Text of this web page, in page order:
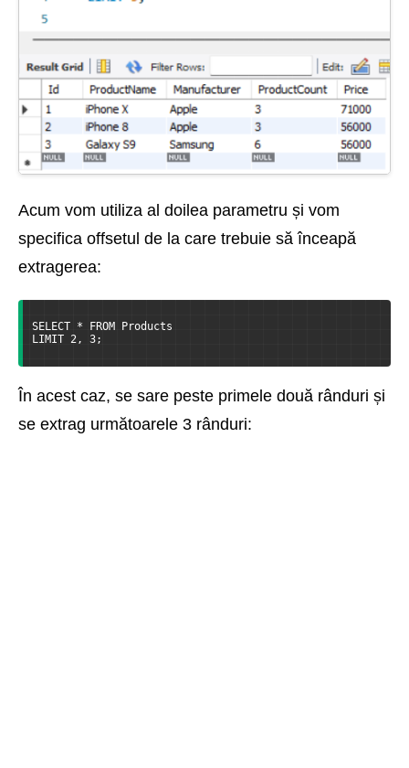
Acum vom utiliza al doilea parametru și vom
specifica offsetul de la care trebuie să înceapă
extragerea:
SELECT * FROM Products
LIMIT 2, 3;
În acest caz, se sare peste primele două rânduri și
se extrag următoarele 3 rânduri: